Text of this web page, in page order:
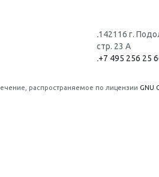
.142116 г.
стр. 23 А
.+7 495 256 25
распространяемое по лицензии GNU